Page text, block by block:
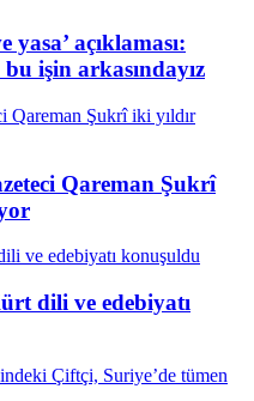
yasa’ açıklaması:
işin arkasındayız
Qareman Şukrî
dili ve edebiyatı